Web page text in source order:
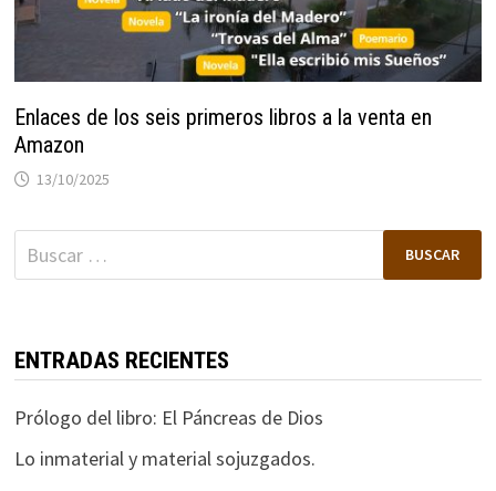
Enlaces de los seis primeros libros a la venta en
Amazon
13/10/2025
Buscar:
ENTRADAS RECIENTES
Prólogo del libro: El Páncreas de Dios
Lo inmaterial y material sojuzgados.